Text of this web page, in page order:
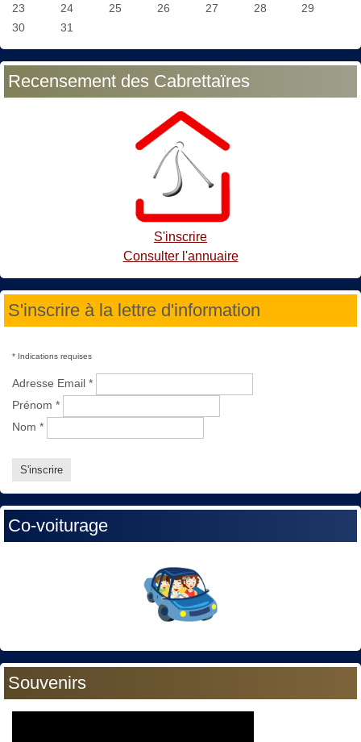
23
24 25 26 27 28
29
30
31
Recensement des Cabrettaïres
S'inscrire
Consulter l'annuaire
S'inscrire à la lettre d'information
* Indications requises
Adresse Email *
Prénom *
Nom *
Co-voiturage
Souvenirs